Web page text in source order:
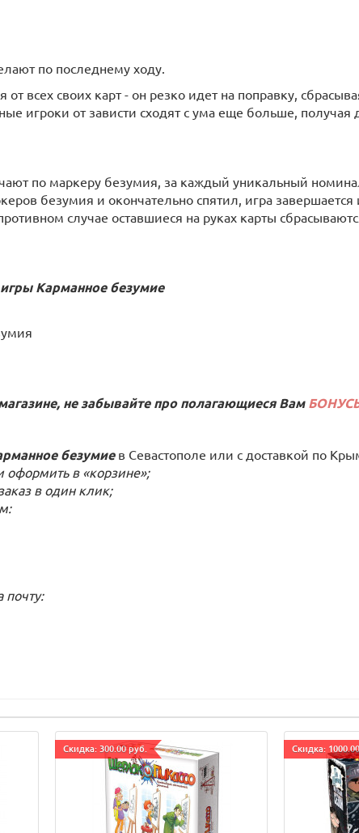
по последнему ходу.
от всех своих карт - он резко идет на поправку,
игроки от зависти сходят с ума еще больше,
по маркеру безумия, за каждый уникальный
безумия и окончательно спятил, игра
случае оставшиеся на руках карты
Карманное безумие
не забывайте про полагающиеся Вам
безумие в Севастополе или с доставкой по
оформить в «корзине»;
в один клик;
почту:
Cкидка: 300.00 руб. Cкидка: